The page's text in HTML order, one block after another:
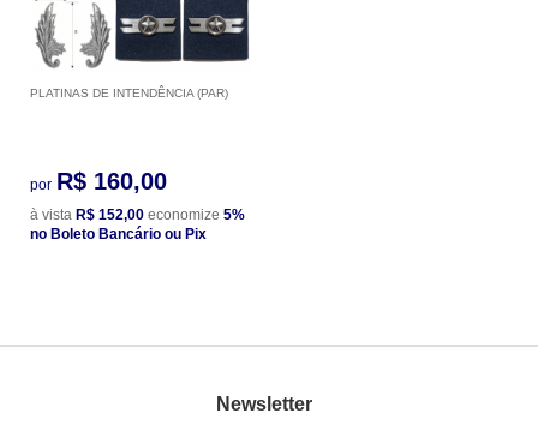
PLATINAS DE INTENDÊNCIA (PAR)
por R$ 160,00
à vista R$ 152,00 economize 5%
no Boleto Bancário ou Pix
Newsletter